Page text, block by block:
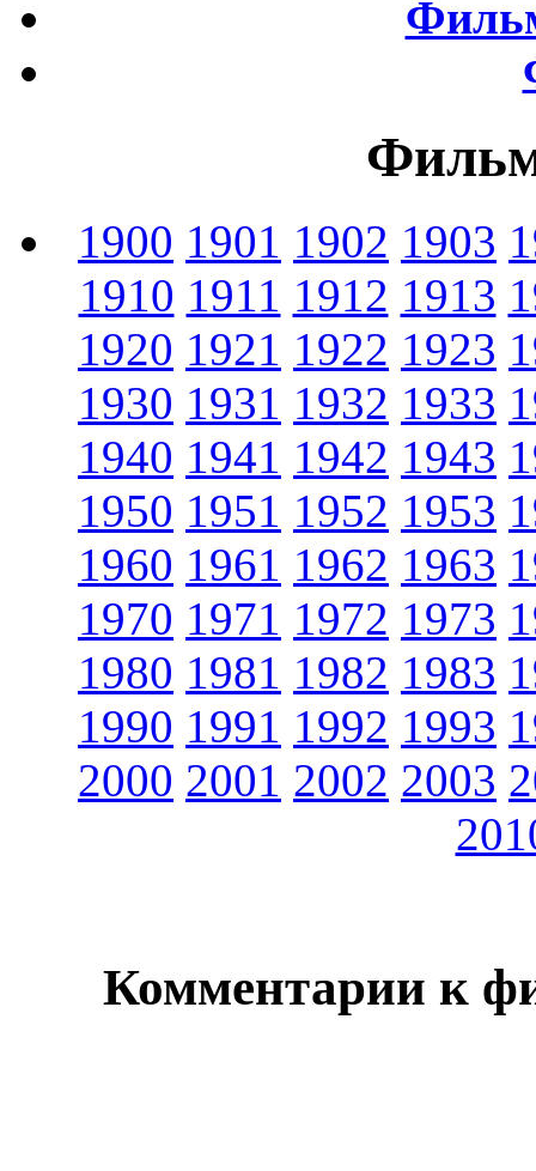
1900 1901 1902 1903
1910 1911 1912 1913
1920 1921 1922 1923
1930 1931 1932 1933
1940 1941 1942 1943
1950 1951 1952 1953
1960 1961 1962 1963
1970 1971 1972 1973
1980 1981 1982 1983
1990 1991 1992 1993
2000 2001 2002 2003
Комментарии к